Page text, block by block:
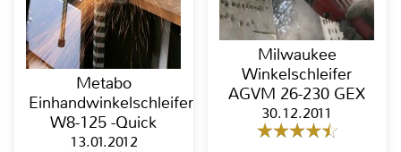
Metabo
Einhandwinkelschleifer
W8-125 -Quick
13.01.2012
Milwaukee
Winkelschleifer
AGVM 26-230 GEX
30.12.2011